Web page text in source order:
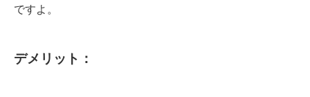
ですよ。
デメリット：